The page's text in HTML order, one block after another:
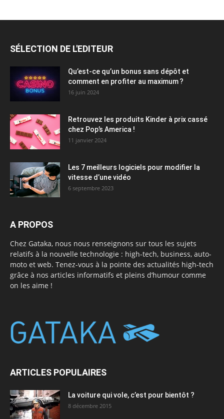
SÉLECTION DE L'EDITEUR
Qu’est-ce qu’un bonus sans dépôt et
comment en profiter au maximum ?
16 juin 2024
Retrouvez les produits Kinder à prix cassé
chez Pop’s America !
11 janvier 2024
Les 7 meilleurs logiciels pour modifier la
vitesse d’une vidéo
6 septembre 2023
A PROPOS
Chez Gataka, nous nous renseignons sur tous les sujets
relatifs à la nouvelle technologie : high-tech, business, auto-
moto et web. Tenez-vous à la pointe des actualités high-tech
grâce à nos articles informatifs et pleins d’humour comme
on les aime !
ARTICLES POPULAIRES
La voiture qui vole, c’est pour bientôt ?
8 décembre 2015